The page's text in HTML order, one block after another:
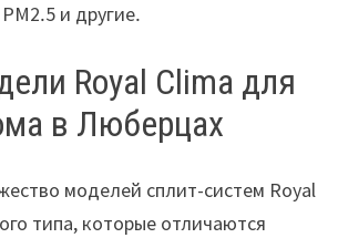
и другие․
Royal Clima для
в Люберцах
моделей сплит-систем Royal
типа, которые отличаются